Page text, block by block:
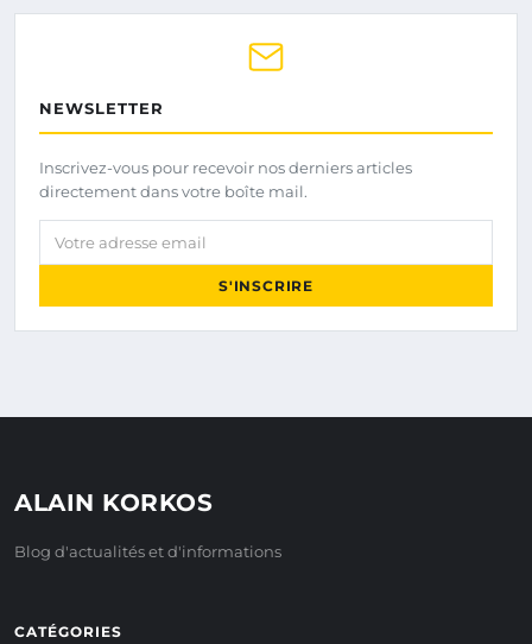
NEWSLETTER
Inscrivez-vous pour recevoir nos derniers articles
directement dans votre boîte mail.
Votre adresse email
S'INSCRIRE
ALAIN KORKOS
Blog d'actualités et d'informations
CATÉGORIES